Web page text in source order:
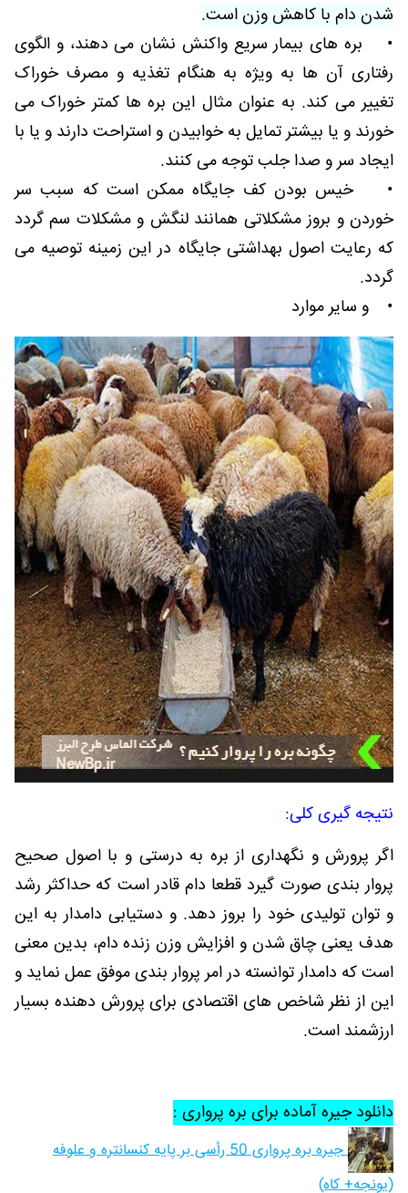
شدن دام با کاهش وزن است.
• بره های بیمار سریع واکنش نشان می دهند، و الگوی
رفتاری آن ها به ویژه به هنگام تغذیه و مصرف خوراک
تغییر می کند. به عنوان مثال این بره ها کمتر خوراک می
خورند و یا بیشتر تمایل به خوابیدن و استراحت دارند و یا با
ایجاد سر و صدا جلب توجه می کنند.
• خیس بودن کف جایگاه ممکن است که سبب سر
خوردن و بروز مشکلاتی همانند لنگش و مشکلات سم گردد
که رعایت اصول بهداشتی جایگاه در این زمینه توصیه می
گردد.
• و سایر موارد
نتیجه گیری کلی:
اگر پرورش و نگهداری از بره به درستی و با اصول صحیح
پروار بندی صورت گیرد قطعا دام قادر است که حداکثر رشد
و توان تولیدی خود را بروز دهد. و دستیابی دامدار به این
هدف یعنی چاق شدن و افزایش وزن زنده دام، بدین معنی
است که دامدار توانسته در امر پروار بندی موفق عمل نماید و
این از نظر شاخص های اقتصادی برای پرورش دهنده بسیار
ارزشمند است.
دانلود جیره آماده برای بره پرواری :
جیره بره پرواری 50 رأسی بر پایه کنسانتره و علوفه
(یونجه+ کاه)